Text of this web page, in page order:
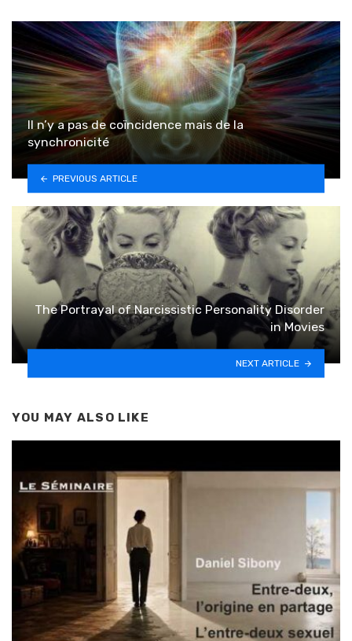
Il n’y a pas de coïncidence mais de la
synchronicité
PREVIOUS ARTICLE
The Portrayal of Narcissistic Personality Disorder
in Movies
NEXT ARTICLE
YOU MAY ALSO LIKE